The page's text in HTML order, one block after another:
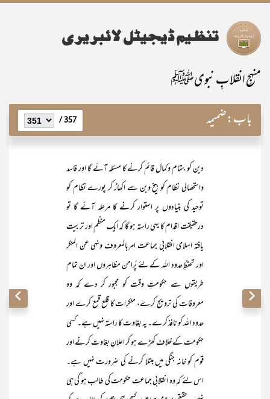
منہجِ انقلابِ نبویﷺ
باب:ضمیمہ 357 /
دین کو بتمام وکمال قائم کرنے کا مسئلہ آئے گا اور فاسد
واستحصالی نظام کو بیخ وبن سے اکھاڑ کر پورے نظام کو
توحید کی بنیادوں پر استوار کرنے کا مرحلہ آئے گا تو
درحقیقت اقدام کا یہی راستہ ہو گا کہ ایک منظم اور تربیت
یافتہ اسلامی انقلابی جماعت امربالمعروف ونہی عن المنکر
اور تحفظِ حدود اللہ کے لئے پُرامن مظاہروں اور ان تمام
طریقوں سے حکومتِ وقت کو مجبور کر دے کہ وہ
معروفات کی ترویج کرے، منکرات کا قلع قمع کرے اور
حدود اللہ کو نافذ کرے۔ یہ بغاوت کا راستہ نہیں ہے۔ کسی
حکومت کے خلاف کھڑے ہو کر اعلانِ بغاوت کرنے اور
قوم کو خانہ جنگی میں مبتلا کرنے کی ضرورت نہیں ہے۔
اس لئے کہ وہ انقلابی جماعت حکومت کی طالب ہو گی ہی